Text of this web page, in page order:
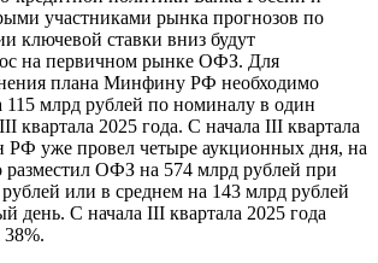
участниками рынка прогнозов по
ключевой ставки вниз будут
на первичном рынке ОФЗ. Для
плана Минфину РФ необходимо
млрд рублей по номиналу в один
квартала 2025 года. С начала III квартала
уже провел четыре аукционных дня, на
разместил ОФЗ на 574 млрд рублей при
или в среднем на 143 млрд рублей
день. С начала III квартала 2025 года